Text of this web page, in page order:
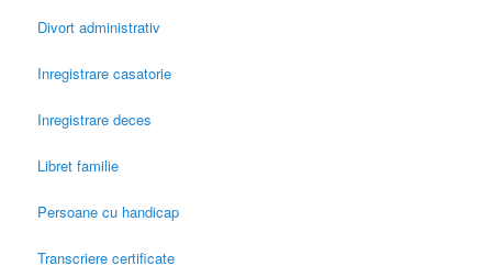
Divort administrativ
Inregistrare casatorie
Inregistrare deces
Libret familie
Persoane cu handicap
Transcriere certificate